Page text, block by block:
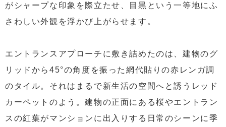
がシャープな印象を際立たせ、目黒という一等地にふ
さわしい外観を浮かび上がらせます。
エントランスアプローチに敷き詰めたのは、建物のグ
リッドから45°の角度を振った網代貼りの赤レンガ調
のタイル。それはまるで新生活の空間へと誘うレッド
カーペットのよう。建物の正面にある桜やエントラン
スの紅葉がマンションに出入りする日常のシーンに季